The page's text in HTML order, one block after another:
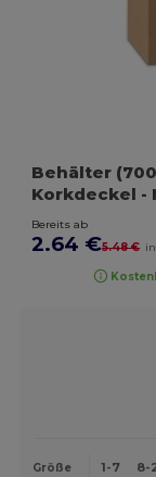
Behälter
Korkdeckel -
Bereits ab
2.64 €5.48 €
Größe 1-7 8-